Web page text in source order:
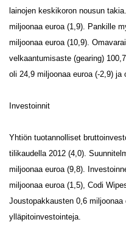
lainojen keskikoron nousun
miljoonaa euroa (1,9). Pankille
miljoonaa euroa (10,9).
velkaantumisaste (gearing)
oli 24,9 miljoonaa euroa (-2,9)
Investoinnit
Yhtiön tuotannolliset
tilikaudella 2012 (4,0).
miljoonaa euroa (9,8).
miljoonaa euroa (1,5), Codi
Joustopakkausten 0,6
ylläpitoinvestointeja.